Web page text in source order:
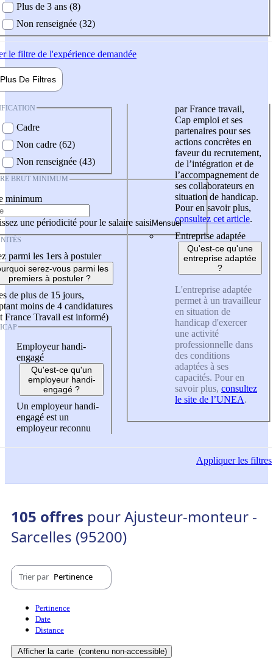
Plus de 3 ans (8)
Non renseignée (32)
le filtre de l'expérience demandée
Plus De Filtres
Cadre
Non cadre (62)
Non renseignée (43)
BRUT MINIMUM
minimum
une périodicité pour le salaire saisi
parmi les 1ers à postuler
serez-vous parmi les
premiers à postuler ?
de plus de 15 jours,
moins de 4 candidatures
France Travail est informé)
Employeur handi-
engagé
Qu'est-ce qu'un
employeur handi-
engagé ?
Un employeur handi-
engagé est un
employeur reconnu
par France travail,
Cap emploi et ses
partenaires pour ses
actions concrètes en
faveur du recrutement,
de l’intégration et de
l’accompagnement de
ses collaborateurs en
situation de handicap.
Pour en savoir plus,
consultez cet article.
Entreprise adaptée
Qu'est-ce qu'une
entreprise adaptée
?
L'entreprise adaptée
permet à un travailleur
en situation de
handicap d'exercer
une activité
professionnelle dans
des conditions
adaptées à ses
capacités. Pour en
savoir plus, consultez
le site de l’UNEA.
Appliquerles filtres
105 offres pour Ajusteur-monteur -
Sarcelles (95200)
Trier par Pertinence
Pertinence
Date
Distance
Afficher la carte (contenu non-accessible)